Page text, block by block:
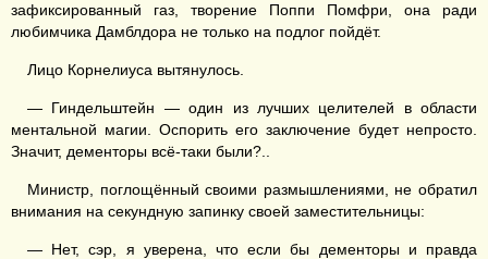
зафиксированный газ, творение Поппи Помфри, она ради
любимчика Дамблдора не только на подлог пойдёт.
Лицо Корнелиуса вытянулось.
— Гиндельштейн — один из лучших целителей в области
ментальной магии. Оспорить его заключение будет непросто.
Значит, дементоры всё-таки были?..
Министр, поглощённый своими размышлениями, не обратил
внимания на секундную запинку своей заместительницы:
— Нет, сэр, я уверена, что если бы дементоры и правда